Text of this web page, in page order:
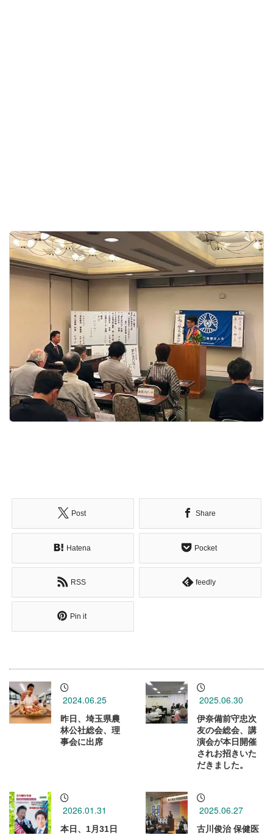
Post Share
Hatena Pocket
RSS feedly
Pin it
2024.06.25
昨日、埼玉県農
林公社総会、理
事会に出席
2025.06.30
伊奈備前守忠次
友の会総会、講
演会が本日開催
されお招きいた
だきました。
2026.01.31
本日、1月31日
2025.06.27
古川俊治 保健医